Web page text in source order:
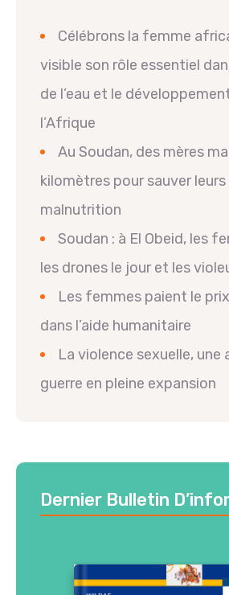
Célébrons la femme
visible son rôle essentiel
de l’eau et le
l’Afrique
Au Soudan, des mères
kilomètres pour sauver
malnutrition
Soudan : à El Obeid, les
les drones le jour et les
Les femmes paient le
dans l’aide humanitaire
La violence sexuelle, une
guerre en pleine expansion
Dernier Bulletin